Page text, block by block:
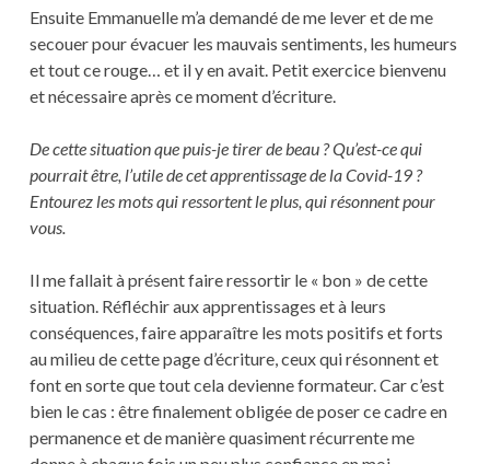
Ensuite Emmanuelle m’a demandé de me lever et de me
secouer pour évacuer les mauvais sentiments, les humeurs
et tout ce rouge… et il y en avait. Petit exercice bienvenu
et nécessaire après ce moment d’écriture.
De cette situation que puis-je tirer de beau ? Qu’est-ce qui
pourrait être, l’utile de cet apprentissage de la Covid-19 ?
Entourez les mots qui ressortent le plus, qui résonnent pour
vous.
Il me fallait à présent faire ressortir le « bon » de cette
situation. Réfléchir aux apprentissages et à leurs
conséquences, faire apparaître les mots positifs et forts
au milieu de cette page d’écriture, ceux qui résonnent et
font en sorte que tout cela devienne formateur. Car c’est
bien le cas : être finalement obligée de poser ce cadre en
permanence et de manière quasiment récurrente me